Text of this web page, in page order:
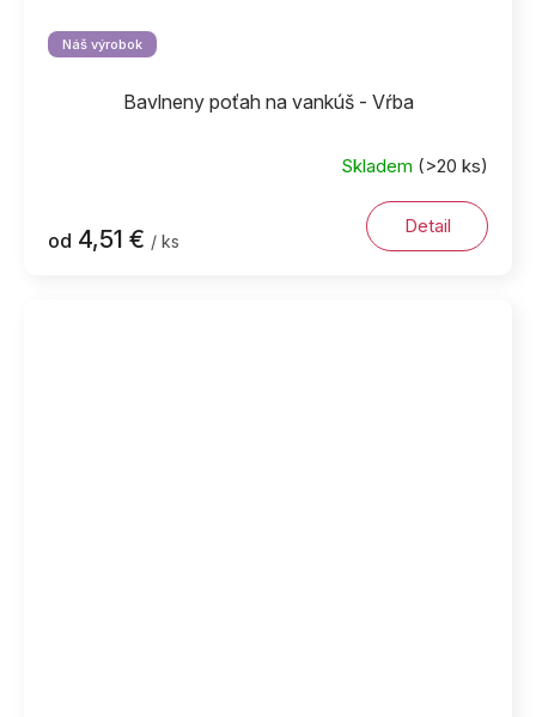
Náš výrobok
Bavlneny poťah na vankúš - Vŕba
Skladem (>20 ks)
od 4,51 € / ks
Detail